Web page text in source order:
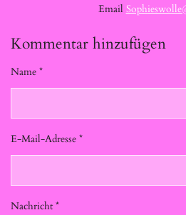
Email
Kommentar hinzufügen
Name *
E-Mail-Adresse *
Nachricht *